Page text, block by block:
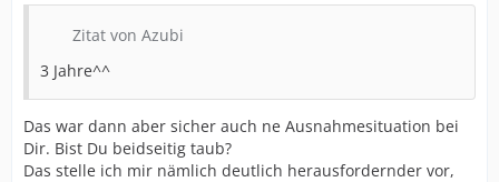
Zitat von Azubi
3 Jahre^^
Das war dann aber sicher auch ne Ausnahmesituation bei
Dir. Bist Du beidseitig taub?
Das stelle ich mir nämlich deutlich herausfordernder vor,